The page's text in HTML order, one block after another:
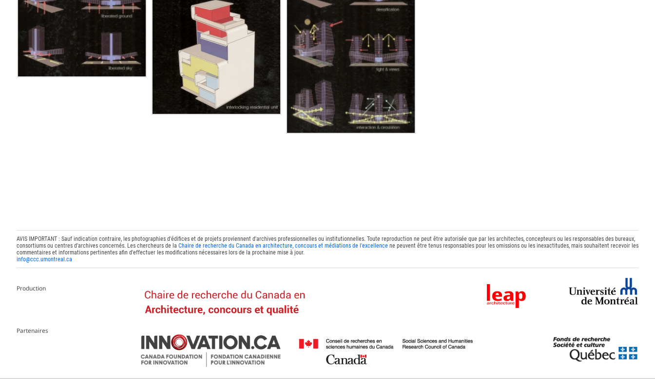
AVIS IMPORTANT : Sauf indication contraire, les photographies d'édifices et de projets proviennent d'archives professionnelles ou institutionnelles. Toute reproduction ne peut être autorisée que par les architectes, concepteurs ou les responsables des bureaux,
consortiums ou centres d'archives concernés. Les chercheurs de la Chaire de recherche du Canada en architecture, concours et médiations de l'excellencene peuvent être tenus responsables pour les omissions ou les inexactitudes, mais souhaitent recevoir les
commentaires et informations pertinentes afin d'effectuer les modifications nécessaires lors de la prochaine mise à jour.
info@ccc.umontreal.ca
Production
Partenaires